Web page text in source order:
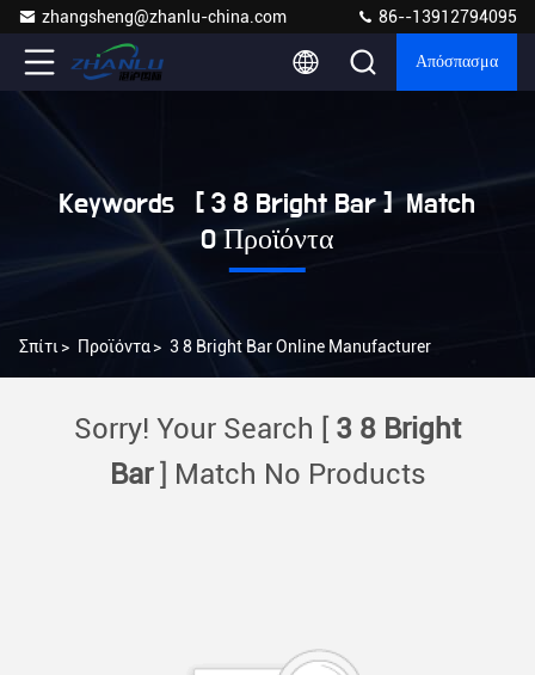
zhangsheng@zhanlu-china.com 86--13912794095
Απόσπασμα
Keywords [ 3 8 Bright Bar ] Match
0 Προϊόντα
Σπίτι > Προϊόντα> 3 8 Bright Bar Online Manufacturer
Sorry! Your Search [ 3 8 Bright
Bar] Match No Products